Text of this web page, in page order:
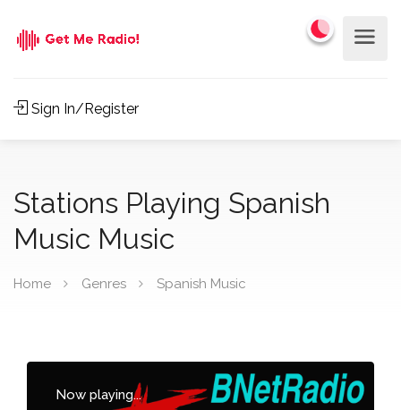
Sign In/Register
Stations Playing Spanish
Music Music
Home Genres Spanish Music
Now playing...